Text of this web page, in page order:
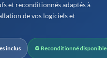
et reconditionnés adaptés à
de vos logiciels et
inclus ♻ Reconditionné disponible